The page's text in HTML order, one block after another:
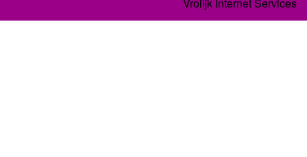
Vrolijk Internet Services